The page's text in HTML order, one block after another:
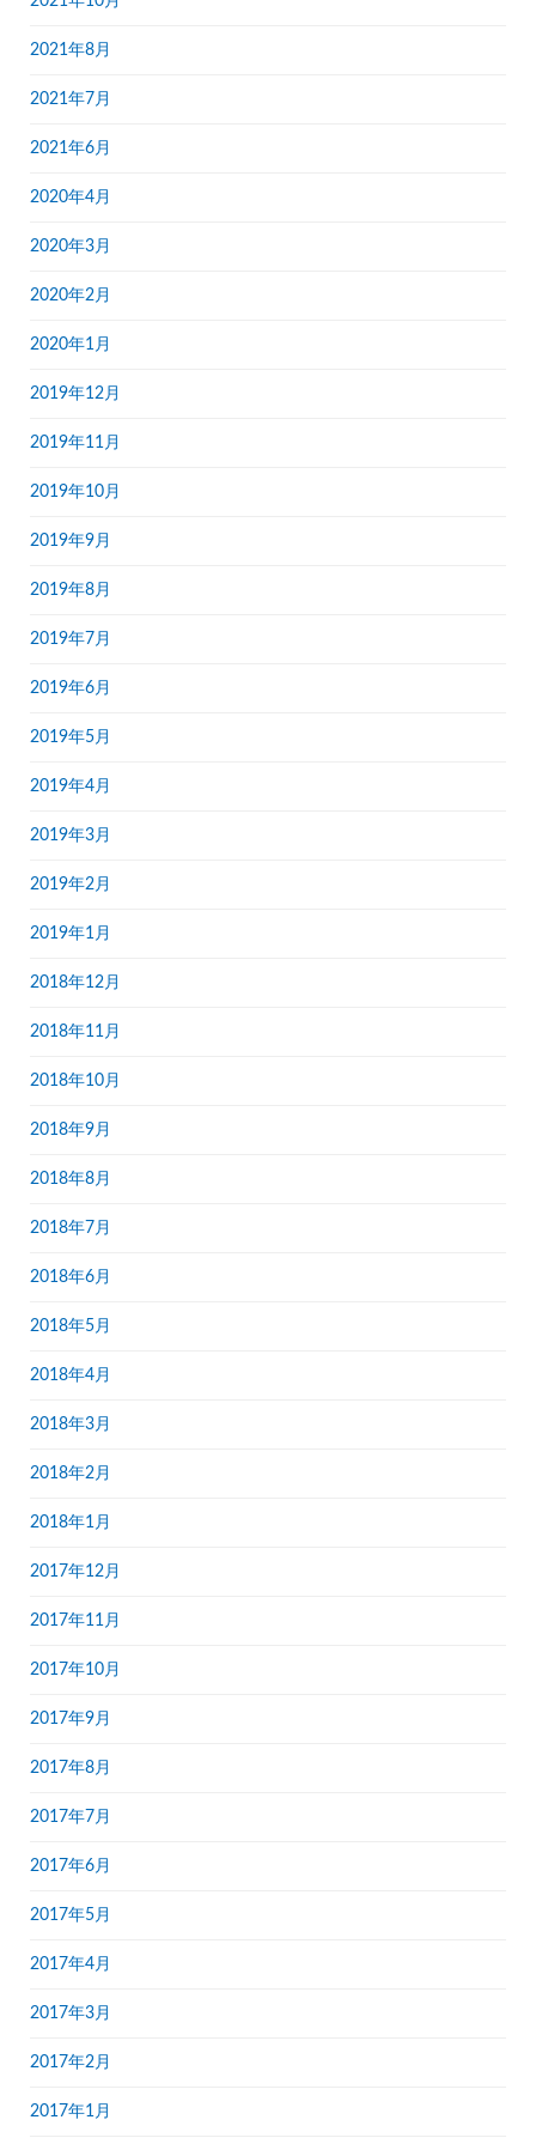
2021年8月
2021年7月
2021年6月
2020年4月
2020年3月
2020年2月
2020年1月
2019年12月
2019年11月
2019年10月
2019年9月
2019年8月
2019年7月
2019年6月
2019年5月
2019年4月
2019年3月
2019年2月
2019年1月
2018年12月
2018年11月
2018年10月
2018年9月
2018年8月
2018年7月
2018年6月
2018年5月
2018年4月
2018年3月
2018年2月
2018年1月
2017年12月
2017年11月
2017年10月
2017年9月
2017年8月
2017年7月
2017年6月
2017年5月
2017年4月
2017年3月
2017年2月
2017年1月